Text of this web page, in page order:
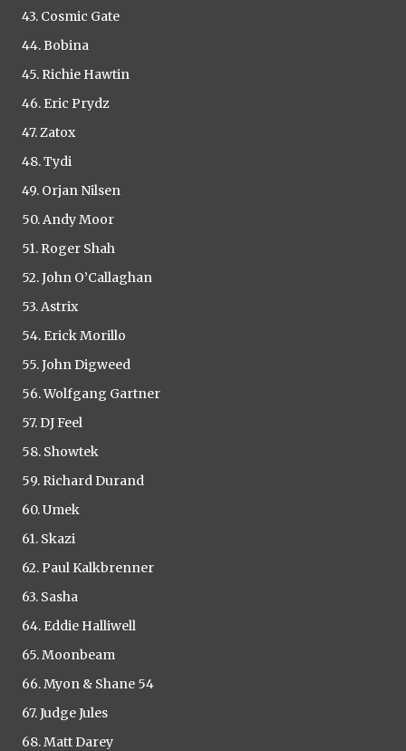
43. Cosmic Gate
44. Bobina
45. Richie Hawtin
46. Eric Prydz
47. Zatox
48. Tydi
49. Orjan Nilsen
50. Andy Moor
51. Roger Shah
52. John O’Callaghan
53. Astrix
54. Erick Morillo
55. John Digweed
56. Wolfgang Gartner
57. DJ Feel
58. Showtek
59. Richard Durand
60. Umek
61. Skazi
62. Paul Kalkbrenner
63. Sasha
64. Eddie Halliwell
65. Moonbeam
66. Myon & Shane 54
67. Judge Jules
68. Matt Darey